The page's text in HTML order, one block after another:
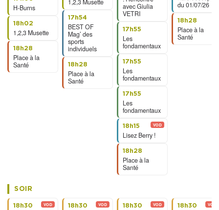
H-Burns
18h02
1,2,3 Musette
18h28
Place à la
Santé
1,2,3 Musette
17h54
BEST OF
Mag’ des
sports
individuels
18h28
Place à la
Santé
avec Giulia
VETRI
17h55
Les
fondamentaux
17h55
Les
fondamentaux
17h55
Les
fondamentaux
18h15
Lisez Berry !
VOD
18h28
Place à la
Santé
du 01/07/26
18h28
Place à la
Santé
SOIR
18h30 VOD 18h30 VOD 18h30 VOD 18h30 VOD